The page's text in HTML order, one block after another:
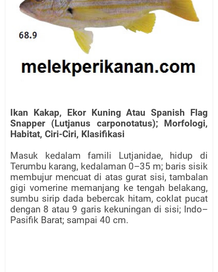
Ikan Kakap, Ekor Kuning Atau Spanish Flag
Snapper (Lutjanus carponotatus); Morfologi,
Habitat, Ciri-Ciri, Klasifikasi
Masuk kedalam famili Lutjanidae, hidup di
Terumbu karang, kedalaman 0–35 m; baris sisik
membujur mencuat di atas gurat sisi, tambalan
gigi vomerine memanjang ke tengah belakang,
sumbu sirip dada bebercak hitam, coklat pucat
dengan 8 atau 9 garis kekuningan di sisi; Indo–
Pasifik Barat; sampai 40 cm.